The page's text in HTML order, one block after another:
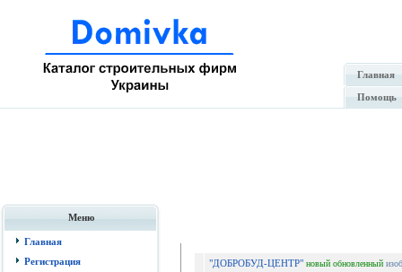
Главная
Помощь
Меню
Главная
Регистрация
"ДОБРОБУД-ЦЕНТР" новый обновленный